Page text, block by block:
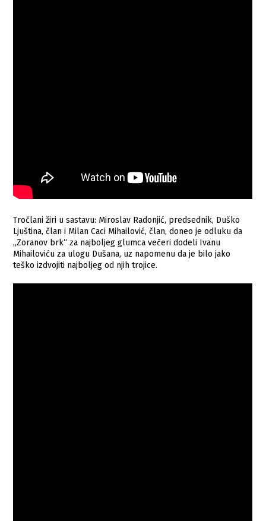
Tročlani žiri u sastavu: Miroslav Radonjić, predsednik, Duško
Ljuština, član i Milan Caci Mihailović, član, doneo je odluku da
„Zoranov brk“ za najboljeg glumca večeri dodeli Ivanu
Mihailoviću za ulogu Dušana, uz napomenu da je bilo jako
teško izdvojiti najboljeg od njih trojice.